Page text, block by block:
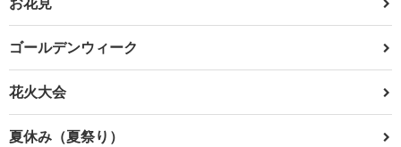
ゴールデンウィーク
花火大会
夏休み（夏祭り）